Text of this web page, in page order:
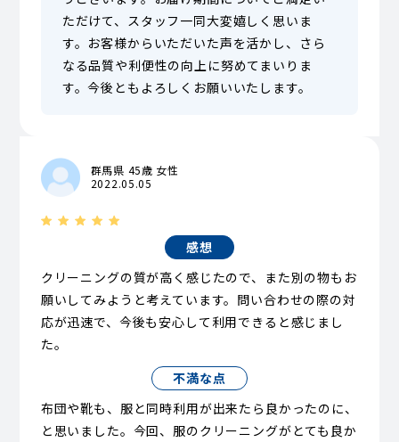
ただけて、スタッフ一同大変嬉しく思いま
す。お客様からいただいた声を活かし、さら
なる品質や利便性の向上に努めてまいりま
す。今後ともよろしくお願いいたします。
群馬県 45歳 女性
2022.05.05
感想
クリーニングの質が高く感じたので、また別の物もお
願いしてみようと考えています。問い合わせの際の対
応が迅速で、今後も安心して利用できると感じまし
た。
不満な点
布団や靴も、服と同時利用が出来たら良かったのに、
と思いました。今回、服のクリーニングがとても良か